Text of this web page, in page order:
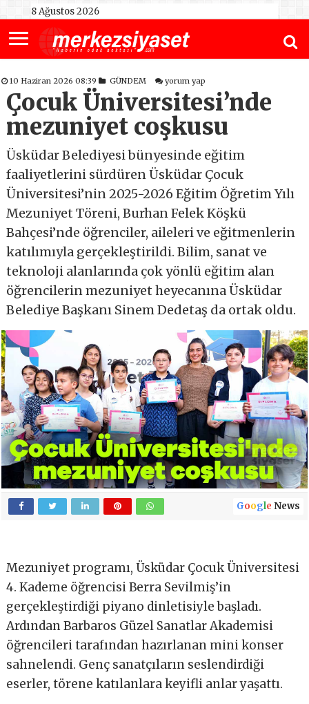
8 Ağustos 2026
10 Haziran 2026 08:39 GÜNDEM yorum yap
Çocuk Üniversitesi’nde
mezuniyet coşkusu
Üsküdar Belediyesi bünyesinde eğitim
faaliyetlerini sürdüren Üsküdar Çocuk
Üniversitesi’nin 2025-2026 Eğitim Öğretim Yılı
Mezuniyet Töreni, Burhan Felek Köşkü
Bahçesi’nde öğrenciler, aileleri ve eğitmenlerin
katılımıyla gerçekleştirildi. Bilim, sanat ve
teknoloji alanlarında çok yönlü eğitim alan
öğrencilerin mezuniyet heyecanına Üsküdar
Belediye Başkanı Sinem Dedetaş da ortak oldu.
Google News
Mezuniyet programı, Üsküdar Çocuk Üniversitesi
4. Kademe öğrencisi Berra Sevilmiş’in
gerçekleştirdiği piyano dinletisiyle başladı.
Ardından Barbaros Güzel Sanatlar Akademisi
öğrencileri tarafından hazırlanan mini konser
sahnelendi. Genç sanatçıların seslendirdiği
eserler, törene katılanlara keyifli anlar yaşattı.